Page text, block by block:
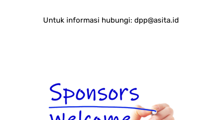
Untuk informasi hubungi: dpp@asita.id